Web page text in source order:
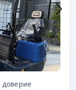
доверие
отличному